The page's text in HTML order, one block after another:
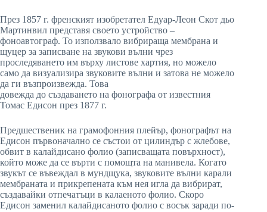
През 1857 г. френският изобретател Едуар-Леон Скот дьо
Мартинвил представя своето устройство –
фоноавтограф. То използвало вибрираща мембрана и
щуцер за записване на звукови вълни чрез
проследяването им върху листове хартия, но можело
само да визуализира звуковите вълни и затова не можело
да ги възпроизвежда. Това
довежда до създаването на фонографа от известния
Томас Едисон през 1877 г.
Предшественик на грамофонния плейър, фонографът на
Едисон първоначално се състои от цилиндър с жлебове,
обвит в калайдисано фолио (записващата повърхност),
който може да се върти с помощта на манивела. Когато
звукът се въвеждал в мундщука, звуковите вълни карали
мембраната и прикрепената към нея игла да вибрират,
създавайки отпечатъци в калаеното фолио. Скоро
Едисон заменил калайдисаното фолио с восък заради по-